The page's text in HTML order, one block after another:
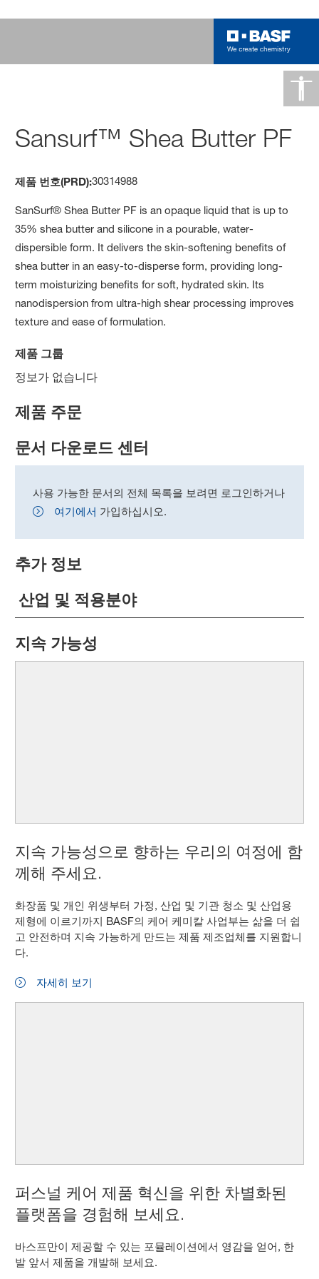
Sansurf™ Shea Butter PF
제품 번호(PRD):30314988
SanSurf® Shea Butter PF is an opaque liquid that is up to
35% shea butter and silicone in a pourable, water-
dispersible form. It delivers the skin-softening benefits of
shea butter in an easy-to-disperse form, providing long-
term moisturizing benefits for soft, hydrated skin. Its
nanodispersion from ultra-high shear processing improves
texture and ease of formulation.
제품 그룹
정보가 없습니다
제품 주문
문서 다운로드 센터
사용 가능한 문서의 전체 목록을 보려면 로그인하거나
여기에서 가입하십시오.
추가 정보
산업 및 적용분야
지속 가능성
지속 가능성으로 향하는 우리의 여정에 함
께해 주세요.
화장품 및 개인 위생부터 가정, 산업 및 기관 청소 및 산업용
제형에 이르기까지 BASF의 케어 케미칼 사업부는 삶을 더 쉽
고 안전하며 지속 가능하게 만드는 제품 제조업체를 지원합니
다.
자세히 보기
퍼스널 케어 제품 혁신을 위한 차별화된
플랫폼을 경험해 보세요.
바스프만이 제공할 수 있는 포뮬레이션에서 영감을 얻어, 한
발 앞서 제품을 개발해 보세요.